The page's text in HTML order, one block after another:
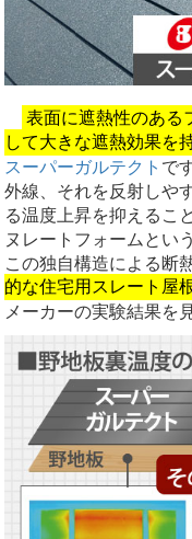
表面に遮熱性のある
して大きな遮熱効果を
スーパーガルテクト で
外線、それを反射しや
る温度上昇を抑えるこ
ヌレートフォームとい
この独自構造による断
的な住宅用スレート屋
メーカーの実験結果を